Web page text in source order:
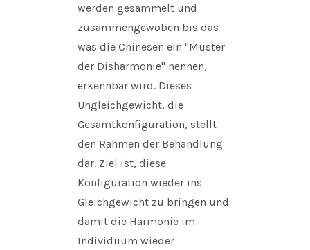
werden gesammelt und
zusammengewoben bis das
was die Chinesen ein "Muster
der Disharmonie" nennen,
erkennbar wird. Dieses
Ungleichgewicht, die
Gesamtkonfiguration, stellt
den Rahmen der Behandlung
dar. Ziel ist, diese
Konfiguration wieder ins
Gleichgewicht zu bringen und
damit die Harmonie im
Individuum wieder